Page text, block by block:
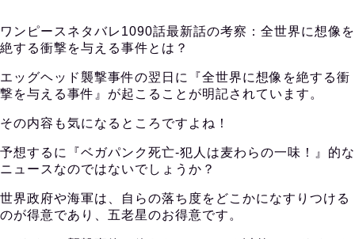
ワンピースネタバレ1090話最新話の考察：全世界に想像を
絶する衝撃を与える事件とは？
エッグヘッド襲撃事件の翌日に『全世界に想像を絶する衝
撃を与える事件』が起こることが明記されています。
その内容も気になるところですよね！
予想するに『ベガパンク死亡-犯人は麦わらの一味！』的な
ニュースなのではないでしょうか？
世界政府や海軍は、自らの落ち度をどこかになすりつける
のが得意であり、五老星のお得意です。